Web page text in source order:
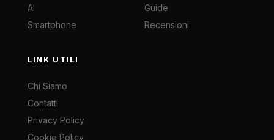
AI
Smartphone
Guide
Recensioni
LINK UTILI
Chi Siamo
Contatti
Privacy Policy
Cookie Policy